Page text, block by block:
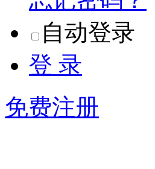
自动登录
登 录
免费注册